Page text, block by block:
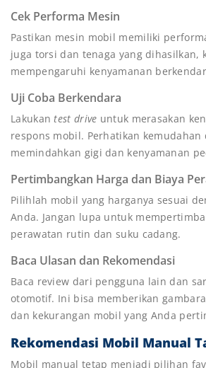
Cek Performa Mesin
Pastikan mesin mobil memiliki
juga torsi dan tenaga yang dihasilkan,
mempengaruhi kenyamanan
Uji Coba Berkendara
Lakukantest drive untuk merasakan
respons mobil. Perhatikan kemudahan
memindahkan gigi dan kenyamanan
Pertimbangkan Harga dan Biaya
Pilihlah mobil yang harganya sesuai
Anda. Jangan lupa untuk
perawatan rutin dan suku cadang.
Baca Ulasan dan Rekomendasi
Baca review dari pengguna lain dan
otomotif. Ini bisa memberikan
dan kekurangan mobil yang Anda
Rekomendasi Mobil Manual
Mobil manual tetap menjadi pilihan